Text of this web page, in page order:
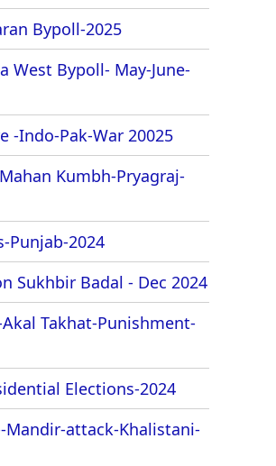
Bypoll-2025
West Bypoll- May-June-
-Indo-Pak-War 20025
Kumbh-Pryagraj-
Punjab-2024
Sukhbir Badal - Dec 2024
Takhat-Punishment-
Elections-2024
Mandir-attack-Khalistani-